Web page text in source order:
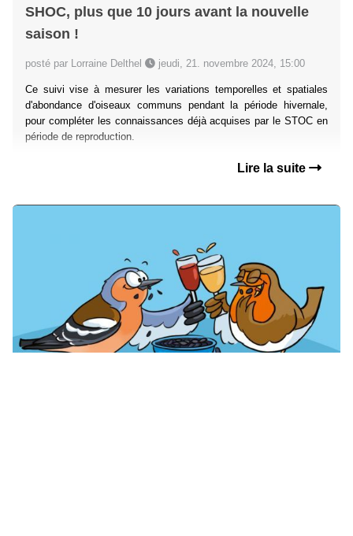
SHOC, plus que 10 jours avant la nouvelle
saison !
posté par Lorraine Delthel jeudi, 21. novembre 2024, 15:00
Ce suivi vise à mesurer les variations temporelles et spatiales
d'abondance d'oiseaux communs pendant la période hivernale,
pour compléter les connaissances déjà acquises par le STOC en
période de reproduction.
Lire la suite